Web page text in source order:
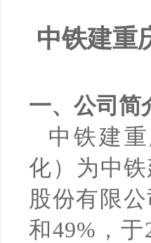
中铁建重
一、公司简
中铁建
化）为中
股份有限
和49%，